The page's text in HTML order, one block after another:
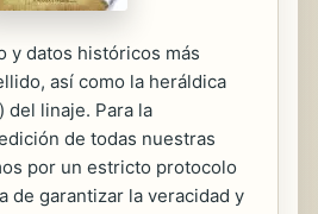
y datos históricos más
así como la heráldica
del linaje. Para la
de todas nuestras
por un estricto protocolo
de garantizar la veracidad y